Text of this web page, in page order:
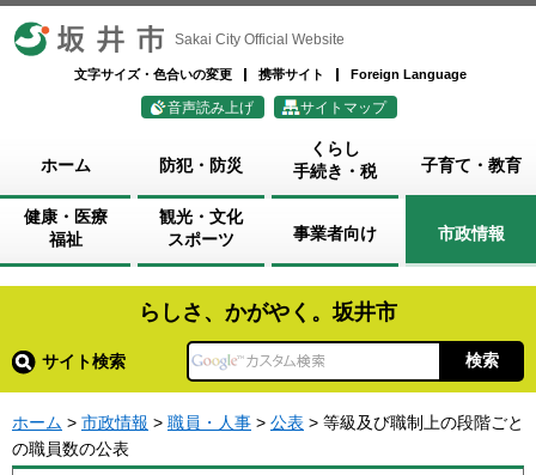
坂井市 Sakai City Official Website
文字サイズ・色合いの変更 携帯サイト Foreign Language
音声読み上げ サイトマップ
ホーム 防犯・防災
くらし
手続き・税
子育て・教育
健康・医療
福祉
観光・文化
スポーツ
事業者向け 市政情報
らしさ、かがやく。坂井市
サイト検索
ホーム > 市政情報 > 職員・人事 > 公表 > 等級及び職制上の段階ごと
の職員数の公表